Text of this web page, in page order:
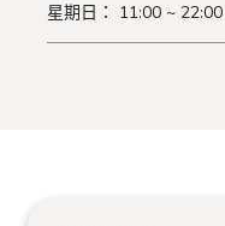
星期日： 11:00 ~ 22:00